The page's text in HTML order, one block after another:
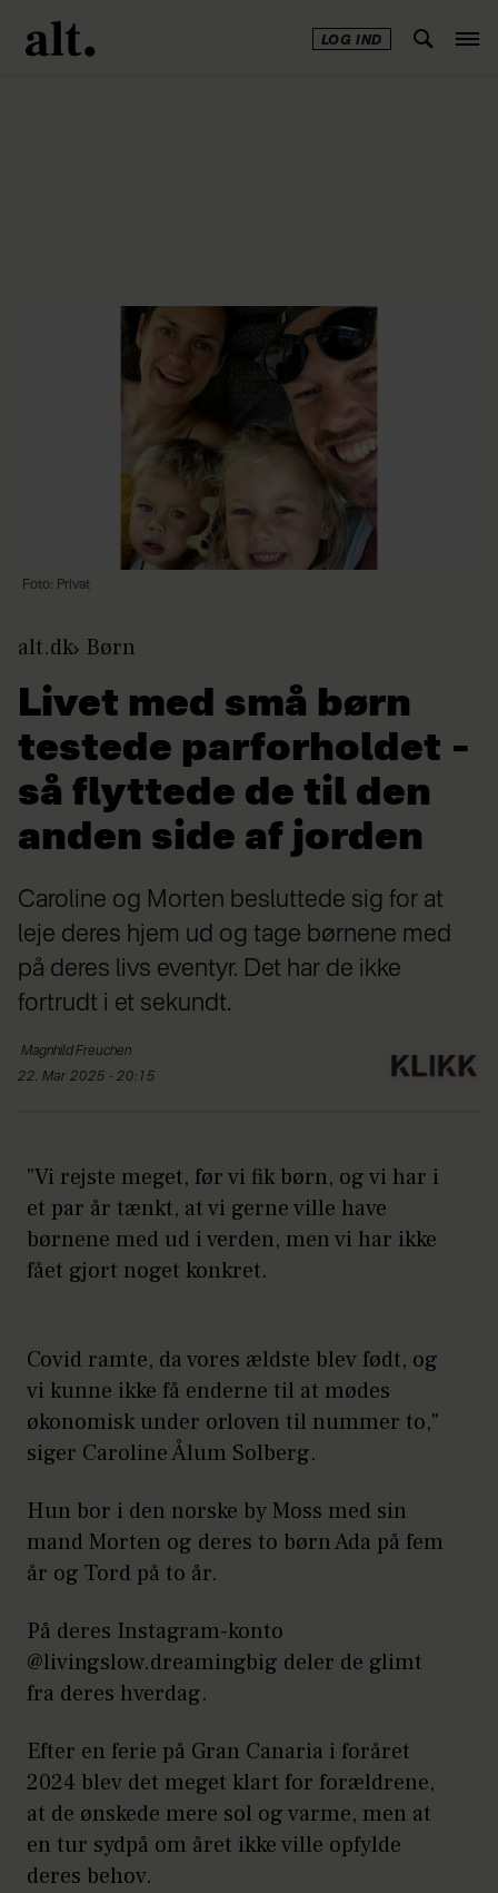
LOG IND
Foto: Privat
alt.dk Børn
Livet med små børn
testede parforholdet –
så flyttede de til den
anden side af jorden
Caroline og Morten besluttede sig for at
leje deres hjem ud og tage børnene med
på deres livs eventyr. Det har de ikke
fortrudt i et sekundt.
MagnhildFreuchen
22. Mar 2025 - 20:15
”Vi rejste meget, før vi fik børn, og vi har i
et par år tænkt, at vi gerne ville have
børnene med ud i verden, men vi har ikke
fået gjort noget konkret.
Covid ramte, da vores ældste blev født, og
vi kunne ikke få enderne til at mødes
økonomisk under orloven til nummer to,"
siger Caroline Ålum Solberg.
Hun bor i den norske by Moss med sin
mand Morten og deres to børn Ada på fem
år og Tord på to år.
På deres Instagram-konto
@livingslow.dreamingbig deler de glimt
fra deres hverdag.
Efter en ferie på Gran Canaria i foråret
2024 blev det meget klart for forældrene,
at de ønskede mere sol og varme, men at
en tur sydpå om året ikke ville opfylde
deres behov.